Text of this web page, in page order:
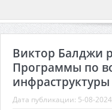
Виктор Балджи
Программы по
Дата публикации: 5-08-